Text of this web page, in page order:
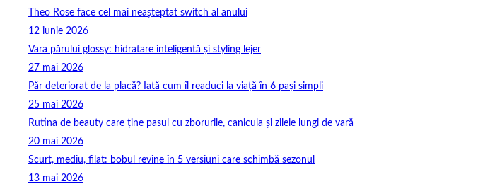
Theo Rose face cel mai neașteptat switch al anului
12 iunie 2026
Vara părului glossy: hidratare inteligentă și styling lejer
27 mai 2026
Păr deteriorat de la placă? Iată cum îl readuci la viață în 6 pași simpli
25 mai 2026
Rutina de beauty care ține pasul cu zborurile, canicula și zilele lungi de vară
20 mai 2026
Scurt, mediu, filat: bobul revine în 5 versiuni care schimbă sezonul
13 mai 2026